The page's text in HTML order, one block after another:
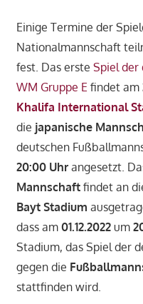
Einige Termine der
Nationalmannschaft
fest. Das erste Spiel der
WM Gruppe E findet am
Khalifa International
die japanische
deutschen
20:00 Uhrangesetzt.
Mannschaftfindet an
Bayt Stadium
dass am 01.12.2022um
Stadium, das Spiel der
gegen die
stattfinden wird.